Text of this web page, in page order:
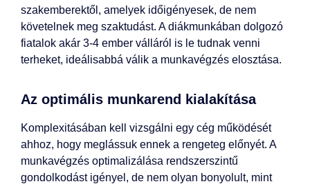
szakemberektől, amelyek időigényesek, de nem
követelnek meg szaktudást. A diákmunkában dolgozó
fiatalok akár 3-4 ember válláról is le tudnak venni
terheket, ideálisabbá válik a munkavégzés elosztása.
Az optimális munkarend kialakítása
Komplexitásában kell vizsgálni egy cég működését
ahhoz, hogy meglássuk ennek a rengeteg előnyét. A
munkavégzés optimalizálása rendszerszintű
gondolkodást igényel, de nem olyan bonyolult, mint